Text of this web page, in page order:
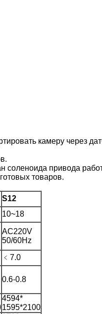
камеру через
соленоида привода
товаров.
S12
10~18
AC220V
50/60Hz
﹤7.0
0.6-0.8
4594*
1595*2100